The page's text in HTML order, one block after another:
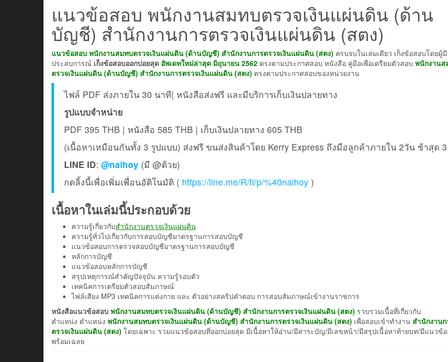
การ
ตรวจ
เงิน
ดิน
(สตง)
แนวข้อสอบ พนักงานสมทบตรวจเงินแผ่นดิน (ด้าน
บัญชี) สำนักงานการตรวจเงินแผ่นดิน (สตง)
แนวข้อสอบ พนักงานสมทบตรวจเงินแผ่นดิน (ด้านบัญชี) สำนักงานการตรวจเงินแผ่นดิน (สตง) ครบจบในเล่มเดียว เก็งข้อสอบโดยผู้มี
ประสบการณ์ เก็งข้อสอบออกบ่อยสุด อัพเดทใหม่ล่าสุด มิถุนายน 2562 ตรงตามประกาศสอบ หนังสือ คู่มือเพื่อเตรียมตัวสอบ พนักงานส
ตรวจเงินแผ่นดิน (ด้านบัญชี) สำนักงานการตรวจเงินแผ่นดิน (สตง) ตรงตามประกาศสอบของหน่วยงาน
ไฟล์ PDF ส่งภายใน 30 นาที| หนังสือส่งฟรี และมีบริการเก็บเงินปลายทาง
รูปแบบจำหน่าย
PDF 395 THB | หนังสือ 585 THB | เก็บเงินปลายทาง 605 THB
(เนื้อหาเหมือนกันทั้ง 3 รูปแบบ) ส่งฟรี ขนส่งสินค้าโดย Kerry Express ถึงมือลูกค้าภายใน 2วัน ช้าสุด
LINE ID: @naihoy (มี @ด้วย)
กดลิ้งนี้เพื่อเพิ่มเพื่อนอัติโนมัติ ( https://line.me/R/ti/p/%40naihoy )
เนื้อหาในเล่มนี้ประกอบด้วย
ความรู้เกี่ยวกับสำนักงานตรวจเงินแผ่นดิน
ความรู้ทั่วไปเกี่ยวกับการสอบบัญชีมาตรฐานการสอบบัญชี
แนวข้อสอบการตรวจสอบบัญชีมาตรฐานการสอบบัญชี
หลักการบัญชี
แนวข้อสอบหลักการบัญชี
สรุปเหตุการณ์สำคัญปัจจุบัน ความรู้รอบตัว
เทคนิคการเตรียมตัวสอบสัมภาษณ์
ไฟล์เสียง MP3 เทคนิคการแต่งกาย และ ตัวอย่างสคริปคำตอบ การสอบสัมภาษณ์เข้างานราชการ
หนังสือแนวข้อสอบ พนักงานสมทบตรวจเงินแผ่นดิน (ด้านบัญชี) สำนักงานการตรวจเงินแผ่นดิน (สตง) รวบรวมเนื้อที่เกี่ยวกับ
ตำแหน่ง ตำแหน่ง พนักงานสมทบตรวจเงินแผ่นดิน (ด้านบัญชี) สำนักงานการตรวจเงินแผ่นดิน (สตง) เพื่อสอบเข้าทำงาน สำนักงานก
ตรวจเงินแผ่นดิน (สตง) โดยเฉพาะ รวมแนวข้อสอบที่ออกบ่อยสุด มีเนื้อหาให้อ่าน/มีสาระบัญ/มีเลขหน้า/มีสรุปเนื้อหาท้ายบท/มีแนวข้
พร้อมเฉลย